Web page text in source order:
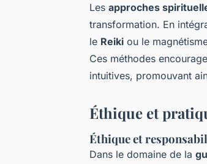
Les approches
transformation. En
le Reiki ou le
Ces méthodes
intuitives, promouvant
Éthique et
Éthique et
Dans le domaine de la